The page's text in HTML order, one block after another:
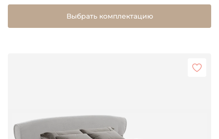
Выбрать комплектацию